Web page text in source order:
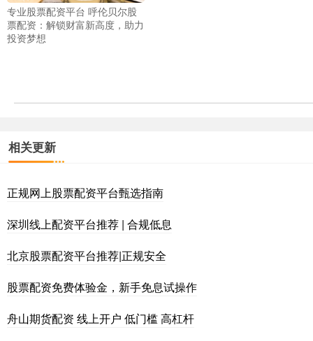
专业股票配资平台 呼伦贝尔股
票配资：解锁财富新高度，助力
投资梦想
相关更新
正规网上股票配资平台甄选指南
深圳线上配资平台推荐 | 合规低息
北京股票配资平台推荐|正规安全
股票配资免费体验金，新手免息试操作
舟山期货配资 线上开户 低门槛 高杠杆